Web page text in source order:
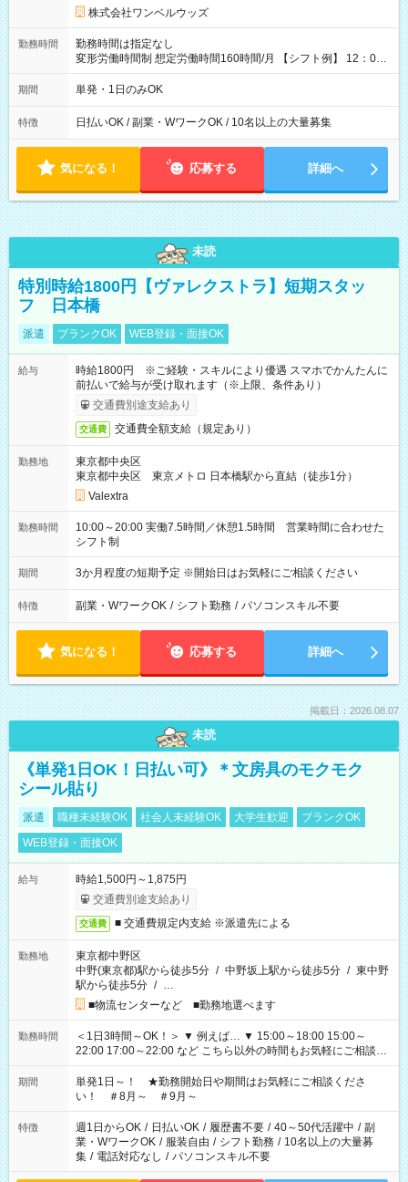
株式会社ワンベルウッズ
勤務時間
勤務時間は指定なし
変形労働時間制 想定労働時間160時間/月 【シフト例】 12：00
～22：00
期間 単発・1日のみOK
特徴 日払いOK / 副業・WワークOK / 10名以上の大量募集
気になる！ 応募する 詳細へ
未読
特別時給1800円【ヴァレクストラ】短期スタッ
フ 日本橋
派遣 ブランクOK WEB登録・面接OK
給与
時給1800円 ※ご経験・スキルにより優遇 スマホでかんたんに
前払いで給与が受け取れます（※上限、条件あり）
交通費別途支給あり
交通費 交通費全額支給（規定あり）
勤務地
東京都中央区
東京都中央区 東京メトロ 日本橋駅から直結（徒歩1分）
Valextra
勤務時間
10:00～20:00 実働7.5時間／休憩1.5時間 営業時間に合わせた
シフト制
期間 3か月程度の短期予定 ※開始日はお気軽にご相談ください
特徴 副業・WワークOK / シフト勤務 / パソコンスキル不要
気になる！ 応募する 詳細へ
掲載日：2026.08.07
未読
《単発1日OK！日払い可》＊文房具のモクモク
シール貼り
派遣 職種未経験OK 社会人未経験OK 大学生歓迎
ブランクOK
WEB登録・面接OK
給与
時給1,500円～1,875円
交通費別途支給あり
交通費 ■ 交通費規定内支給 ※派遣先による
勤務地
東京都中野区
中野(東京都)駅から徒歩5分 / 中野坂上駅から徒歩5分 / 東中野
駅から徒歩5分 / …
■物流センターなど ■勤務地選べます
勤務時間
＜1日3時間～OK！＞ ▼ 例えば… ▼ 15:00～18:00 15:00～
22:00 17:00～22:00 など こちら以外の時間もお気軽にご相談く
ださい！
期間
単発1日～！ ★勤務開始日や期間はお気軽にご相談くださ
い！ ＃8月～ ＃9月～
特徴 週1日からOK / 日払いOK / 履歴書不要 / 40～50代活躍中 / 副
業・WワークOK / 服装自由 / シフト勤務 / 10名以上の大量募
集 / 電話対応なし / パソコンスキル不要